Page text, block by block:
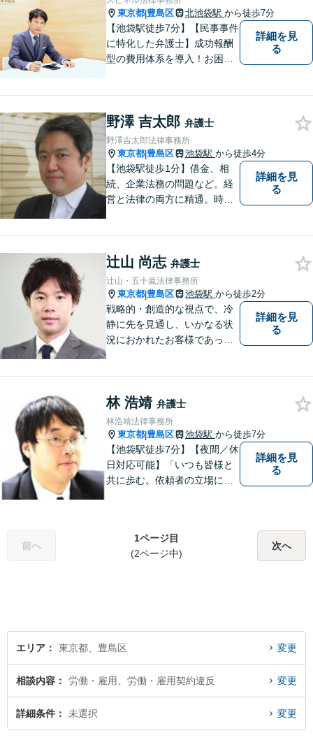
東京都|豊島区 北池袋駅 から徒歩7分
【池袋駅徒歩7分】【民事事件
に特化した弁護士】成功報酬
型の費用体系を導入！お困り
で広く取り扱い、幅広い分野
で実績あり！【完全個室対
応】
詳細を見
る
野澤 吉太郎 弁護士
野澤吉太郎法律事務所
東京都|豊島区 池袋駅 から徒歩4分
【池袋駅徒歩1分】借金、相
続、企業法務の問題など。経
営と法律の両方に精通。時間
ります。【完全個室】【休
日・夜間対応】【電話・メー
ルでのご相談対応】
詳細を見
る
辻山 尚志 弁護士
辻山・五十嵐法律事務所
東京都|豊島区 池袋駅 から徒歩2分
戦略的・創造的な視点で、冷
静に先を見通し、いかなる状
況におかれたお客様であって
の強くて優しい最良のパート
ナーです。
詳細を見
る
林 浩靖 弁護士
林浩靖法律事務所
東京都|豊島区 池袋駅 から徒歩7分
【池袋駅徒歩7分】【夜間／休
日対応可能】「いつも皆様と
共に歩む。依頼者の立場に立
務など幅広く対応可能。【地
域に根ざした弁護士】依頼者
詳細を見
る
前へ
1ページ目
(2ページ中)
次へ
エリア 東京都、豊島区 変更
相談内容 労働・雇用、労働・雇用契約違反 変更
詳細条件 未選択 変更